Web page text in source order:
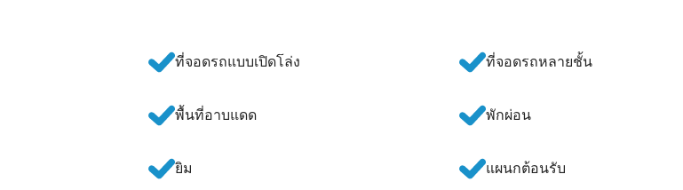
ที่จอดรถแบบเปิดโล่ง ที่จอดรถหลายชั้น
พื้นที่อาบแดด พักผ่อน
ยิม แผนกต้อนรับ